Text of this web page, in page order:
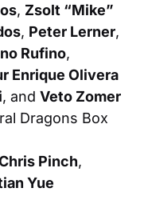
, Zsolt “Mike”
, Peter Lerner,
Rufino,
Enrique Olivera
, and Veto Zomer
Dragons Box
Pinch,
Yue